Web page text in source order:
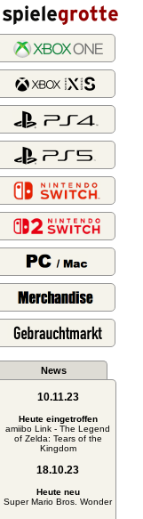
News
10.11.23
Heute eingetroffen
amiibo Link - The Legend
of Zelda: Tears of the
Kingdom
18.10.23
Heute neu
Super Mario Bros. Wonder